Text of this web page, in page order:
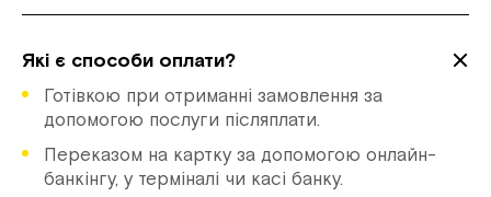
Які є способи оплати?
Готівкою при отриманні замовлення за
допомогою послуги післяплати.
Переказом на картку за допомогою онлайн-
банкінгу, у терміналі чи касі банку.